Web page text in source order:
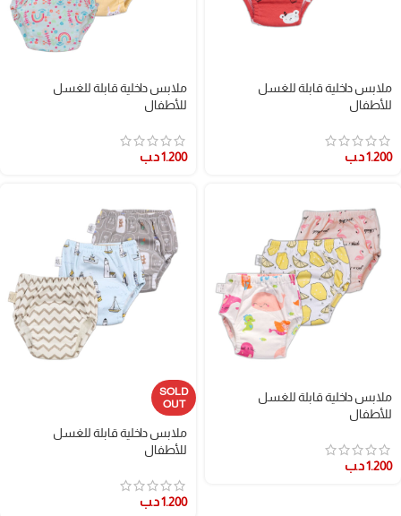
ملابس داخلية قابلة للغسل
للأطفال
1.200د.ب
ملابس داخلية قابلة للغسل
للأطفال
1.200د.ب
ملابس داخلية قابلة للغسل
للأطفال
1.200د.ب
SOLD
OUT
ملابس داخلية قابلة للغسل
للأطفال
1.200د.ب